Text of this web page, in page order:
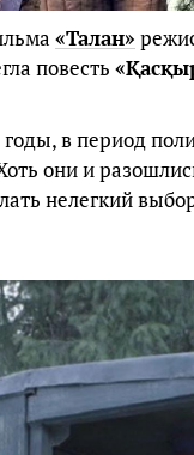
«Талан»
повесть
в период
они и
нелегкий